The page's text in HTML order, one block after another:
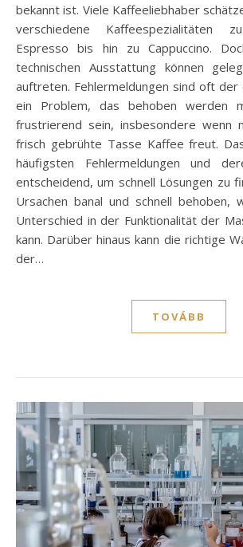
bekannt ist. Viele Kaffeeliebhaber
verschiedene Kaffeespezialitäten
Espresso bis hin zu Cappuccino.
technischen Ausstattung können
auftreten. Fehlermeldungen sind oft
ein Problem, das behoben werden
frustrierend sein, insbesondere wenn
frisch gebrühte Tasse Kaffee freut.
häufigsten Fehlermeldungen und
entscheidend, um schnell Lösungen zu
Ursachen banal und schnell behoben,
Unterschied in der Funktionalität der
kann. Darüber hinaus kann die richtige
der…
TOVÁBB